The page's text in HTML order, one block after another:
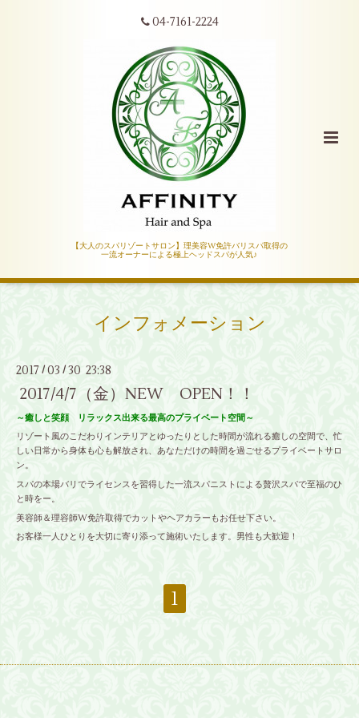
04-7161-2224
【大人のスパリゾートサロン】理美容W免許バリスパ取得の
一流オーナーによる極上ヘッドスパが人気♪
インフォメーション
2017 / 03 /30 23:38
2017/4/7（金）NEW OPEN！！
～癒しと笑顔 リラックス出来る最高のプライベート空間～
リゾート風のこだわりインテリアとゆったりとした時間が流れる癒しの空間で、忙
しい日常から身体も心も解放され、あなただけの時間を過ごせるプライベートサロ
ン。
スパの本場バリでライセンスを習得した一流スパニストによる贅沢スパで至福のひ
と時をー。
美容師＆理容師W免許取得でカットやヘアカラーもお任せ下さい。
お客様一人ひとりを大切に寄り添って施術いたします。男性も大歓迎！
1